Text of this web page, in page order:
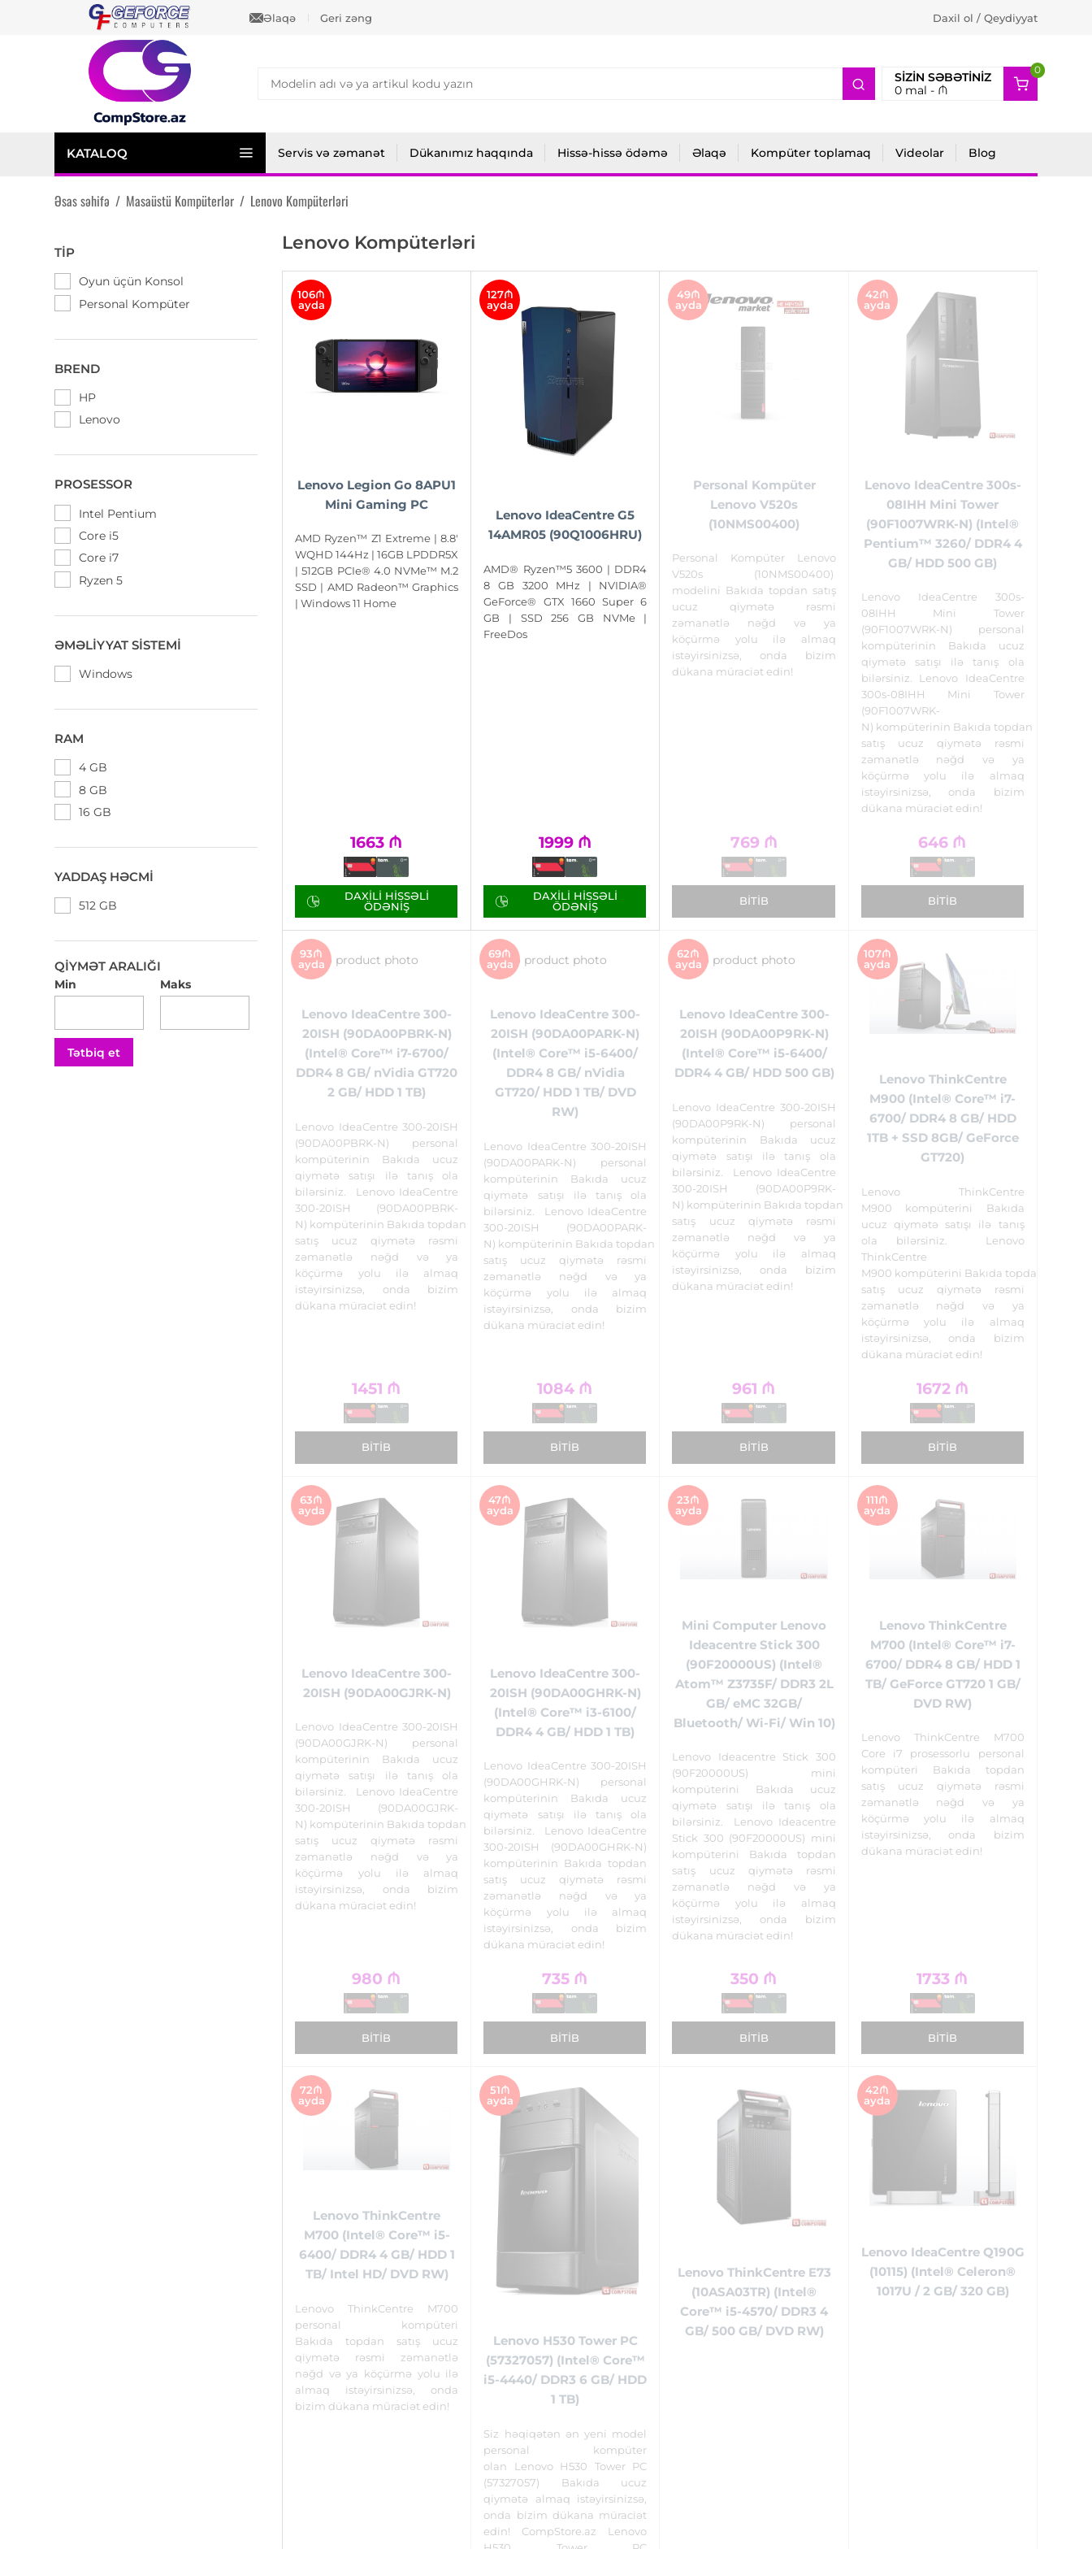
Əlaqə Geri zəng Daxil ol / Qeydiyyat
SIZIN SƏBƏTINIZ
0mal - ₼
0
2
KATALOQ Servis və zəmanət Dükanımız haqqında Hissə-hissə ödəmə Əlaqə Kompüter toplamaq Videolar Blog
Əsas səhifə / Masaüstü Kompüterlər / Lenovo Kompüterləri
TIP
Oyun üçün Konsol
Personal Kompüter
BREND
HP
Lenovo
PROSESSOR
Intel Pentium
Core i5
Core i7
Ryzen 5
ƏMƏLIYYAT SISTEMI
Windows
RAM
4 GB
8 GB
16 GB
YADDAŞ HƏCMI
512 GB
QIYMƏT ARALIĞI
Min Maks
Tətbiq et
Lenovo Kompüterləri
106₼
ayda
Lenovo Legion Go 8APU1
Mini Gaming PC
AMD Ryzen™ Z1 Extreme | 8.8'
WQHD 144Hz | 16GB LPDDR5X
| 512GB PCIe® 4.0 NVMe™ M.2
SSD | AMD Radeon™ Graphics
| Windows 11 Home
1663 ₼
DAXILI HISSƏLI
ÖDƏNIŞ
127₼
ayda
Lenovo IdeaCentre G5
14AMR05 (90Q1006HRU)
AMD® Ryzen™5 3600 | DDR4
8 GB 3200 MHz | NVIDIA®
GeForce® GTX 1660 Super 6
GB | SSD 256 GB NVMe |
FreeDos
1999 ₼
DAXILI HISSƏLI
ÖDƏNIŞ
49₼
ayda
Personal Kompüter
Lenovo V520s
(10NMS00400)
Personal Kompüter Lenovo
V520s (10NMS00400)
modelini Bakıda topdan satış
ucuz qiymətə rəsmi
zəmanətlə nəğd və ya
köçürmə yolu ilə almaq
istəyirsinizsə, onda bizim
dükana müraciət edin!
769 ₼
BITIB
42₼
ayda
Lenovo IdeaCentre 300s-
08IHH Mini Tower
(90F1007WRK-N) (Intel®
Pentium™ 3260/ DDR4 4
GB/ HDD 500 GB)
Lenovo IdeaCentre 300s-
08IHH Mini Tower
(90F1007WRK-N) personal
kompüterinin Bakıda ucuz
qiymətə satışı ilə tanış ola
bilərsiniz. Lenovo IdeaCentre
300s-08IHH Mini Tower
(90F1007WRK-
N) kompüterinin Bakıda topdan
satış ucuz qiymətə rəsmi
zəmanətlə nəğd və ya
köçürmə yolu ilə almaq
istəyirsinizsə, onda bizim
dükana müraciət edin!
646 ₼
BITIB
93₼
ayda
Lenovo IdeaCentre 300-
20ISH (90DA00PBRK-N)
(Intel® Core™ i7-6700/
DDR4 8 GB/ nVidia GT720
2 GB/ HDD 1 TB)
Lenovo IdeaCentre 300-20ISH
(90DA00PBRK-N) personal
kompüterinin Bakıda ucuz
qiymətə satışı ilə tanış ola
bilərsiniz. Lenovo IdeaCentre
300-20ISH (90DA00PBRK-
N) kompüterinin Bakıda topdan
satış ucuz qiymətə rəsmi
zəmanətlə nəğd və ya
köçürmə yolu ilə almaq
istəyirsinizsə, onda bizim
dükana müraciət edin!
1451 ₼
BITIB
69₼
ayda
Lenovo IdeaCentre 300-
20ISH (90DA00PARK-N)
(Intel® Core™ i5-6400/
DDR4 8 GB/ nVidia
GT720/ HDD 1 TB/ DVD
RW)
Lenovo IdeaCentre 300-20ISH
(90DA00PARK-N) personal
kompüterinin Bakıda ucuz
qiymətə satışı ilə tanış ola
bilərsiniz. Lenovo IdeaCentre
300-20ISH (90DA00PARK-
N) kompüterinin Bakıda topdan
satış ucuz qiymətə rəsmi
zəmanətlə nəğd və ya
köçürmə yolu ilə almaq
istəyirsinizsə, onda bizim
dükana müraciət edin!
1084 ₼
BITIB
62₼
ayda
Lenovo IdeaCentre 300-
20ISH (90DA00P9RK-N)
(Intel® Core™ i5-6400/
DDR4 4 GB/ HDD 500 GB)
Lenovo IdeaCentre 300-20ISH
(90DA00P9RK-N) personal
kompüterinin Bakıda ucuz
qiymətə satışı ilə tanış ola
bilərsiniz. Lenovo IdeaCentre
300-20ISH (90DA00P9RK-
N) kompüterinin Bakıda topdan
satış ucuz qiymətə rəsmi
zəmanətlə nəğd və ya
köçürmə yolu ilə almaq
istəyirsinizsə, onda bizim
dükana müraciət edin!
961 ₼
BITIB
107₼
ayda
Lenovo ThinkCentre
M900 (Intel® Core™ i7-
6700/ DDR4 8 GB/ HDD
1TB + SSD 8GB/ GeForce
GT720)
Lenovo ThinkCentre
M900 kompüterini Bakıda
ucuz qiymətə satışı ilə tanış
ola bilərsiniz. Lenovo
ThinkCentre
M900 kompüterini Bakıda topdan
satış ucuz qiymətə rəsmi
zəmanətlə nəğd və ya
köçürmə yolu ilə almaq
istəyirsinizsə, onda bizim
dükana müraciət edin!
1672 ₼
BITIB
63₼
ayda
Lenovo IdeaCentre 300-
20ISH (90DA00GJRK-N)
Lenovo IdeaCentre 300-20ISH
(90DA00GJRK-N) personal
kompüterinin Bakıda ucuz
qiymətə satışı ilə tanış ola
bilərsiniz. Lenovo IdeaCentre
300-20ISH (90DA00GJRK-
N) kompüterinin Bakıda topdan
satış ucuz qiymətə rəsmi
zəmanətlə nəğd və ya
köçürmə yolu ilə almaq
istəyirsinizsə, onda bizim
dükana müraciət edin!
980 ₼
BITIB
47₼
ayda
Lenovo IdeaCentre 300-
20ISH (90DA00GHRK-N)
(Intel® Core™ i3-6100/
DDR4 4 GB/ HDD 1 TB)
Lenovo IdeaCentre 300-20ISH
(90DA00GHRK-N) personal
kompüterinin Bakıda ucuz
qiymətə satışı ilə tanış ola
bilərsiniz. Lenovo IdeaCentre
300-20ISH (90DA00GHRK-N)
kompüterinin Bakıda topdan
satış ucuz qiymətə rəsmi
zəmanətlə nəğd və ya
köçürmə yolu ilə almaq
istəyirsinizsə, onda bizim
dükana müraciət edin!
735 ₼
BITIB
23₼
ayda
Mini Computer Lenovo
Ideacentre Stick 300
(90F20000US) (Intel®
Atom™ Z3735F/ DDR3 2L
GB/ eMC 32GB/
Bluetooth/ Wi-Fi/ Win 10)
Lenovo Ideacentre Stick 300
(90F20000US) mini
kompüterini Bakıda ucuz
qiymətə satışı ilə tanış ola
bilərsiniz. Lenovo Ideacentre
Stick 300 (90F20000US) mini
kompüterini Bakıda topdan
satış ucuz qiymətə rəsmi
zəmanətlə nəğd və ya
köçürmə yolu ilə almaq
istəyirsinizsə, onda bizim
dükana müraciət edin!
350 ₼
BITIB
111₼
ayda
Lenovo ThinkCentre
M700 (Intel® Core™ i7-
6700/ DDR4 8 GB/ HDD 1
TB/ GeForce GT720 1 GB/
DVD RW)
Lenovo ThinkCentre M700
Core i7 prosessorlu personal
kompüteri Bakıda topdan
satış ucuz qiymətə rəsmi
zəmanətlə nəğd və ya
köçürmə yolu ilə almaq
istəyirsinizsə, onda bizim
dükana müraciət edin!
1733 ₼
BITIB
72₼
ayda
Lenovo ThinkCentre
M700 (Intel® Core™ i5-
6400/ DDR4 4 GB/ HDD 1
TB/ Intel HD/ DVD RW)
Lenovo ThinkCentre M700
personal kompüteri
Bakıda topdan satış ucuz
qiymətə rəsmi zəmanətlə
nəğd və ya köçürmə yolu ilə
almaq istəyirsinizsə, onda
bizim dükana müraciət edin!
51₼
ayda
Lenovo H530 Tower PC
(57327057) (Intel® Core™
i5-4440/ DDR3 6 GB/ HDD
1 TB)
Siz həqiqətən ən yeni model
personal kompüter
olan Lenovo H530 Tower PC
(57327057) Bakıda ucuz
qiymətə almaq istəyirsinizsə,
onda bizim dükana müraciət
edin! CompStore.az Lenovo
Lenovo ThinkCentre E73
(10ASA03TR) (Intel®
Core™ i5-4570/ DDR3 4
GB/ 500 GB/ DVD RW)
42₼
ayda
Lenovo IdeaCentre Q190G
(10115) (Intel® Celeron®
1017U / 2 GB/ 320 GB)